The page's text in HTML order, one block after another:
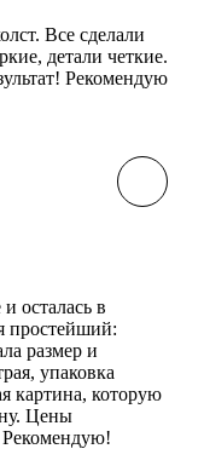
Все сделали
детали четкие.
Рекомендую
осталась в
простейший:
размер и
упаковка
картина, которую
Цены
Рекомендую!